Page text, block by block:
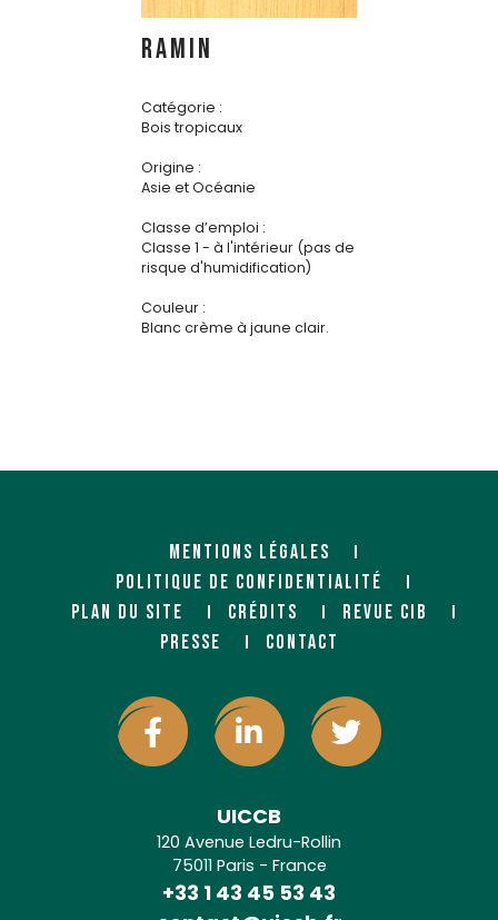
RAMIN
Catégorie :
Bois tropicaux
Origine :
Asie et Océanie
Classe d’emploi :
Classe 1 - à l'intérieur (pas de
risque d'humidification)
Couleur :
Blanc crème à jaune clair.
MENTIONS LÉGALES
POLITIQUE DE CONFIDENTIALITÉ
PLAN DU SITE
CRÉDITS
REVUE CIB
PRESSE
CONTACT
UICCB
120 Avenue Ledru-Rollin
75011 Paris - France
+33 1 43 45 53 43